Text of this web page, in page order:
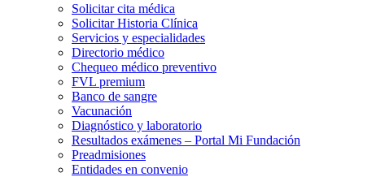
Solicitar cita médica
Solicitar Historia Clínica
Servicios y especialidades
Directorio médico
Chequeo médico preventivo
FVL premium
Banco de sangre
Vacunación
Diagnóstico y laboratorio
Resultados exámenes – Portal Mi Fundación
Preadmisiones
Entidades en convenio